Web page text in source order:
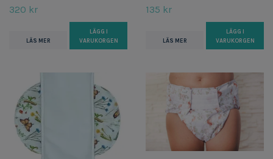
320 kr
LÄS MER
LÄGG I
VARUKORGEN
135 kr
LÄS MER
LÄGG I
VARUKORGEN